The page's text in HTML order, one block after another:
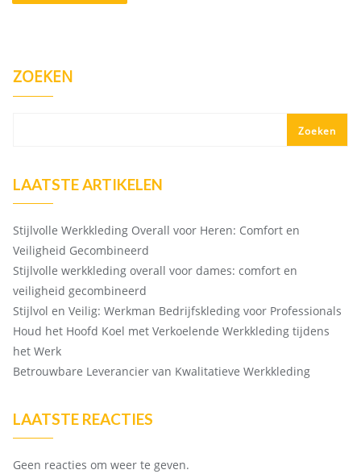
ZOEKEN
Zoeken
LAATSTE ARTIKELEN
Stijlvolle Werkkleding Overall voor Heren: Comfort en
Veiligheid Gecombineerd
Stijlvolle werkkleding overall voor dames: comfort en
veiligheid gecombineerd
Stijlvol en Veilig: Werkman Bedrijfskleding voor Professionals
Houd het Hoofd Koel met Verkoelende Werkkleding tijdens
het Werk
Betrouwbare Leverancier van Kwalitatieve Werkkleding
LAATSTE REACTIES
Geen reacties om weer te geven.